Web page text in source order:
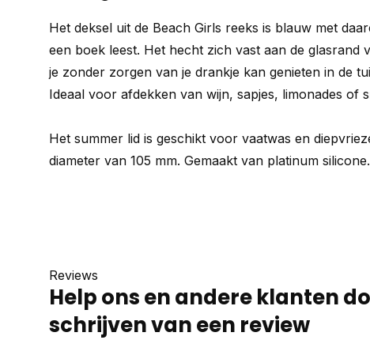
Het deksel uit de Beach Girls reeks is blauw met
een boek leest. Het hecht zich vast aan de glasrand
je zonder zorgen van je drankje kan genieten in de
Ideaal voor afdekken van wijn, sapjes, limonades of
Het summer lid is geschikt voor vaatwas en
diameter van 105 mm. Gemaakt van platinum silicone.
Reviews
Help ons en andere klanten
schrijven van een review